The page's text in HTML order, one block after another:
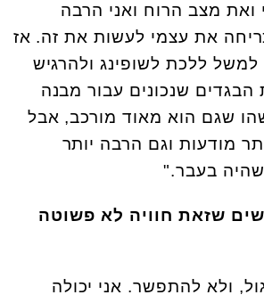
מצב הרוח ואני הרבה
את עצמי לעשות את זה. אז
ללכת לשופינג ולהרגיש
הבגדים שנכונים עבור מבנה
שגם הוא מאוד מורכב, אבל
מודעות וגם הרבה יותר
בעבר."
שזאת חוויה לא פשוטה
ולא להתפשר. אני יכולה